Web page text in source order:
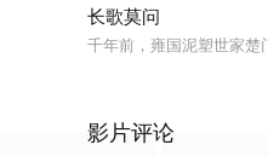
长歌莫问
千年前，雍国泥塑世家楚
影片评论